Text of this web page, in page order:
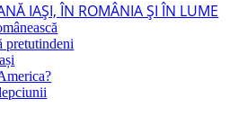
IAŞI, ÎN ROMÂNIA ŞI ÎN LUME
pretutindeni